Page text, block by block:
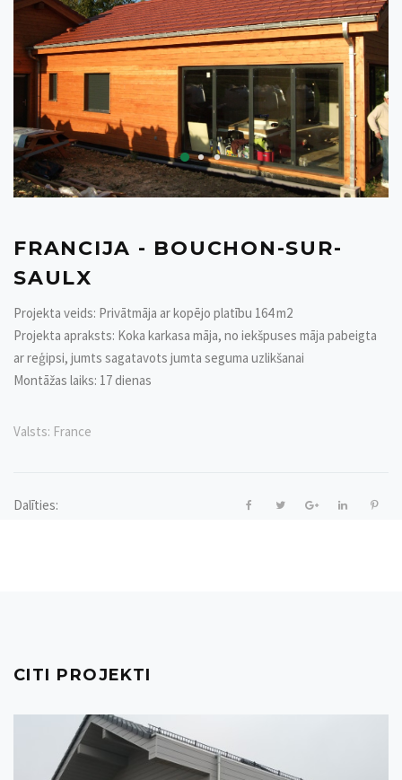
FRANCIJA - BOUCHON-SUR-
SAULX
Projekta veids: Privātmāja ar kopējo platību 164 m2
Projekta apraksts: Koka karkasa māja, no iekšpuses māja pabeigta
ar reģipsi, jumts sagatavots jumta seguma uzlikšanai
Montāžas laiks: 17 dienas
Valsts: France
Dalīties:
CITI PROJEKTI